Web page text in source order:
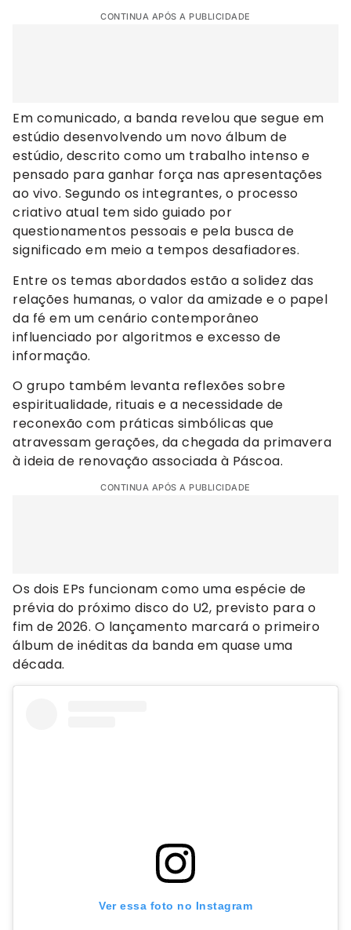
CONTINUA APÓS A PUBLICIDADE
Em comunicado, a banda revelou que segue em
estúdio desenvolvendo um novo álbum de
estúdio, descrito como um trabalho intenso e
pensado para ganhar força nas apresentações
ao vivo. Segundo os integrantes, o processo
criativo atual tem sido guiado por
questionamentos pessoais e pela busca de
significado em meio a tempos desafiadores.
Entre os temas abordados estão a solidez das
relações humanas, o valor da amizade e o papel
da fé em um cenário contemporâneo
influenciado por algoritmos e excesso de
informação.
O grupo também levanta reflexões sobre
espiritualidade, rituais e a necessidade de
reconexão com práticas simbólicas que
atravessam gerações, da chegada da primavera
à ideia de renovação associada à Páscoa.
CONTINUA APÓS A PUBLICIDADE
Os dois EPs funcionam como uma espécie de
prévia do próximo disco do U2, previsto para o
fim de 2026. O lançamento marcará o primeiro
álbum de inéditas da banda em quase uma
década.
Ver essa foto no Instagram